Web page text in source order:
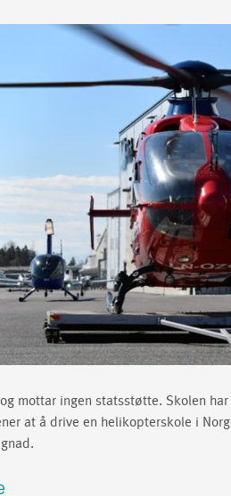
mottar ingen statsstøtte. Skolen
at å drive en helikopterskole i